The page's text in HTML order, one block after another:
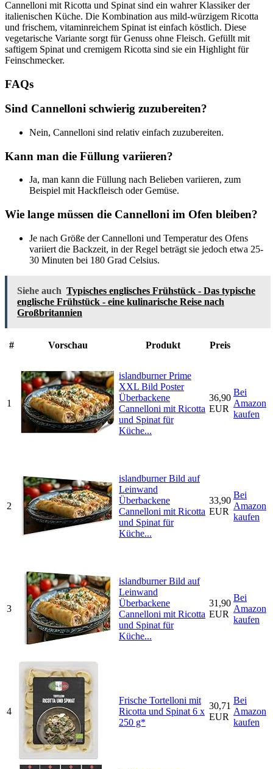
Cannelloni mit Ricotta und Spinat sind ein wahrer Klassiker der
italienischen Küche. Die Kombination aus mild-würzigem Ricotta
und frischem, vitaminreichem Spinat ist einfach köstlich. Diese
vegetarische Variante sorgt für Genuss ohne Fleisch. Gefüllt mit
saftigem Spinat und cremigem Ricotta sind sie ein Highlight für
Feinschmecker.
FAQs
Sind Cannelloni schwierig zuzubereiten?
Nein, Cannelloni sind relativ einfach zuzubereiten.
Kann man die Füllung variieren?
Ja, man kann die Füllung nach Belieben variieren, zum
Beispiel mit Hackfleisch oder Gemüse.
Wie lange müssen die Cannelloni im Ofen bleiben?
Je nach Größe der Cannelloni und Temperatur des Ofens
variiert die Backzeit, in der Regel beträgt sie jedoch etwa 25-
30 Minuten bei 180 Grad Celsius.
Siehe auch Typisches englisches Frühstück - Das typische
englische Frühstück - eine kulinarische Reise nach
Großbritannien
# Vorschau Produkt Preis
1
islandburner Prime
XXL Bild Poster
Überbackene
Cannelloni mit Ricotta
und Spinat für
Küche...
36,90
EUR
Bei
Amazon
kaufen
2
islandburner Bild auf
Leinwand
Überbackene
Cannelloni mit Ricotta
und Spinat für
Küche...
33,90
EUR
Bei
Amazon
kaufen
3
islandburner Bild auf
Leinwand
Überbackene
Cannelloni mit Ricotta
und Spinat für
Küche...
31,90
EUR
Bei
Amazon
kaufen
4
Frische Tortelloni mit
Ricotta und Spinat 6 x
250 g*
30,71
EUR
Bei
Amazon
kaufen